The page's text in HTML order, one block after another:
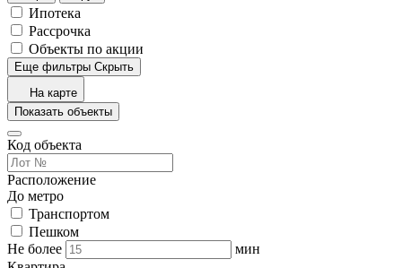
Ипотека
Рассрочка
Объекты по акции
Еще фильтры Скрыть
На карте
Показать объекты
Код объекта
Расположение
До метро
Транспортом
Пешком
Не более
мин